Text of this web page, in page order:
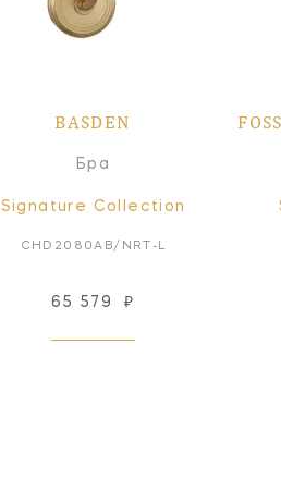
BASDEN
Бра
Signature Collection
CHD2080AB/NRT-L
65 579 ₽